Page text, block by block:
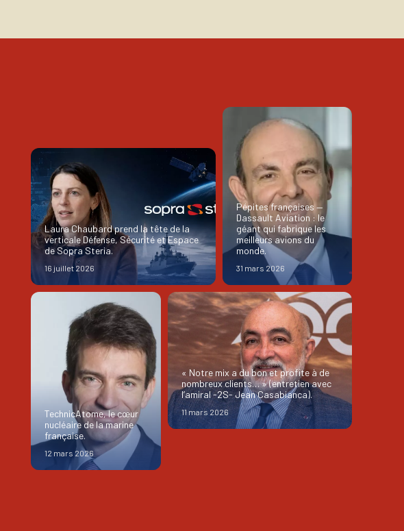
Laura Chaubard prend la tête de la
verticale Défense, Sécurité et Espace
de Sopra Steria.
16 juillet 2026
Pépites françaises —
Dassault Aviation : le
géant qui fabrique les
meilleurs avions du
monde.
31 mars 2026
TechnicAtome, le cœur
nucléaire de la marine
française.
12 mars 2026
« Notre mix a du bon et profite à de
nombreux clients… » (entretien avec
l’amiral -2S- Jean Casabianca).
11 mars 2026